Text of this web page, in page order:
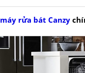
máy rửa bát Canzy